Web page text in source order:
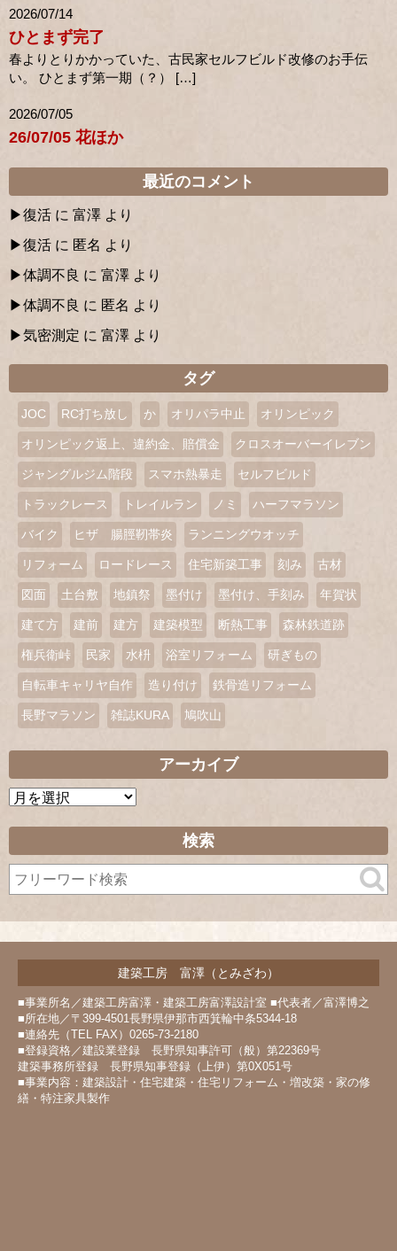
2026/07/14
ひとまず完了
春よりとりかかっていた、古民家セルフビルド改修のお手伝
い。 ひとまず第一期（？） […]
2026/07/05
26/07/05 花ほか
最近のコメント
復活 に 富澤 より
復活 に 匿名 より
体調不良 に 富澤 より
体調不良 に 匿名 より
気密測定 に 富澤 より
タグ
JOC RC打ち放し か オリパラ中止 オリンピック
オリンピック返上、違約金、賠償金 クロスオーバーイレブン
ジャングルジム階段 スマホ熱暴走 セルフビルド
トラックレース トレイルラン ノミ ハーフマラソン
バイク ヒザ 腸脛靭帯炎 ランニングウオッチ
リフォーム ロードレース 住宅新築工事 刻み 古材
図面 土台敷 地鎮祭 墨付け 墨付け、手刻み 年賀状
建て方 建前 建方 建築模型 断熱工事 森林鉄道跡
権兵衛峠 民家 水枡 浴室リフォーム 研ぎもの
自転車キャリヤ自作 造り付け 鉄骨造リフォーム
長野マラソン 雑誌KURA 鳩吹山
アーカイブ
ア
イ
ブ
検索
建築工房 富澤（とみざわ）
■事業所名／建築工房富澤・建築工房富澤設計室 ■代表者／富澤博之
■所在地／〒399-4501長野県伊那市西箕輪中条5344-18
■連絡先（TEL FAX）0265-73-2180
■登録資格／建設業登録 長野県知事許可（般）第22369号
建築事務所登録 長野県知事登録（上伊）第0X051号
■事業内容：建築設計・住宅建築・住宅リフォーム・増改築・家の修
繕・特注家具製作